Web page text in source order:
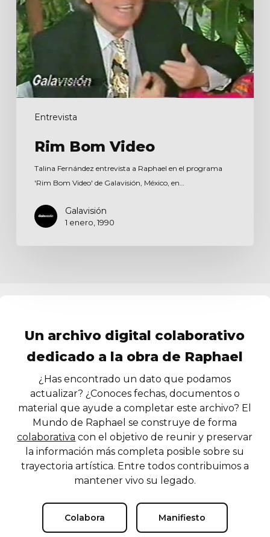
Entrevista
Rim Bom Video
Talina Fernández entrevista a Raphael en el programa
'Rim Bom Video' de Galavisión, México, en…
Galavisión
1 enero, 1990
Un archivo digital colaborativo
dedicado a la obra de Raphael
¿Has encontrado un dato que podamos
actualizar? ¿Conoces fechas, documentos o
material que ayude a completar este archivo? El
Mundo de Raphael se construye de forma
colaborativa con el objetivo de reunir y preservar
la información más completa posible sobre su
trayectoria artística. Entre todos contribuimos a
mantener vivo su legado.
Colabora Manifiesto